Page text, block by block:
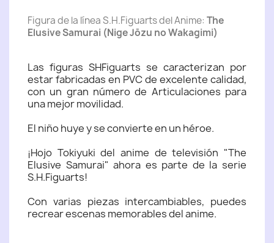
Figura de la línea S.H.Figuarts del Anime: The
Elusive Samurai (Nige Jōzu no Wakagimi)
Las figuras SHFiguarts se caracterizan por
estar fabricadas en PVC de excelente calidad,
con un gran número de Articulaciones para
una mejor movilidad.
El niño huye y se convierte en un héroe.
¡Hojo Tokiyuki del anime de televisión "The
Elusive Samurai" ahora es parte de la serie
S.H.Figuarts!
Con varias piezas intercambiables, puedes
recrear escenas memorables del anime.